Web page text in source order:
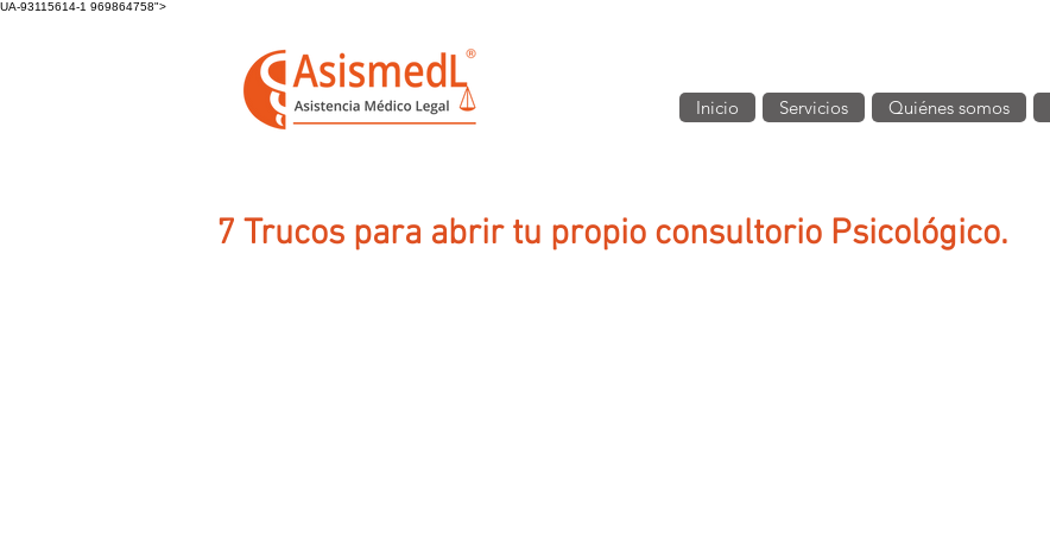
UA-93115614-1 969864758">
Inicio Servicios Quiénes somos
7 Trucos para abrir tu propio consultorio Psicológico.